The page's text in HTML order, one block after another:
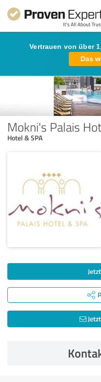
Vertrauen von über
Das
Mokni's Palais
Hotel & SPA